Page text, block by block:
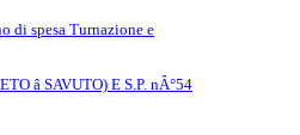
di spesa Turnazione e
â SAVUTO) E S.P. nÂ°54